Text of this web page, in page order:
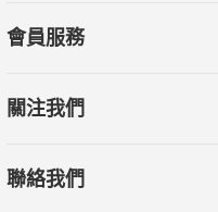
會員服務
關注我們
聯絡我們